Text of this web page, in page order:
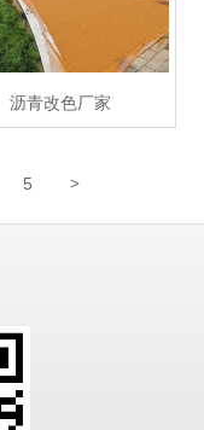
沥青改色厂家
5 >